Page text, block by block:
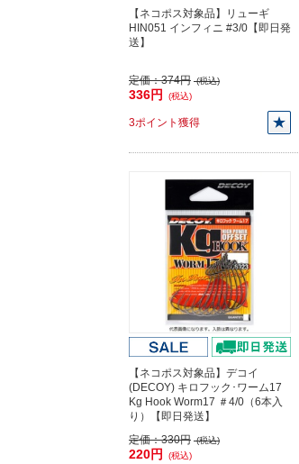
【ネコポス対象品】リューギ
HIN051 インフィニ #3/0【即日発
送】
定価：374円 (税込)
336円 (税込)
3ポイント獲得
【ネコポス対象品】デコイ
(DECOY) キロフック･ワーム17
Kg Hook Worm17 ＃4/0（6本入
り）【即日発送】
定価：330円 (税込)
220円 (税込)